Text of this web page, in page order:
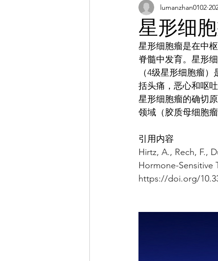
星形细
lumanzhan0102
星形细胞瘤是在中
脊髓中发育。星形
（4级星形细胞瘤
括头痛，恶心和呕
星形细胞瘤的确切
领域（胶质母细胞
引用内容
Hirtz, A., Rech, F.,
Hormone-Sensitive
https://doi.org/